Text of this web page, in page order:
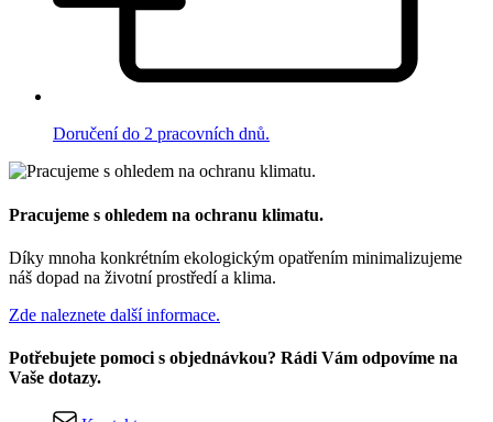
Doručení do 2 pracovních dnů.
Pracujeme s ohledem na ochranu klimatu.
Díky mnoha konkrétním ekologickým opatřením minimalizujeme
náš dopad na životní prostředí a klima.
Zde naleznete další informace.
Potřebujete pomoci s objednávkou? Rádi Vám odpovíme na
Vaše dotazy.